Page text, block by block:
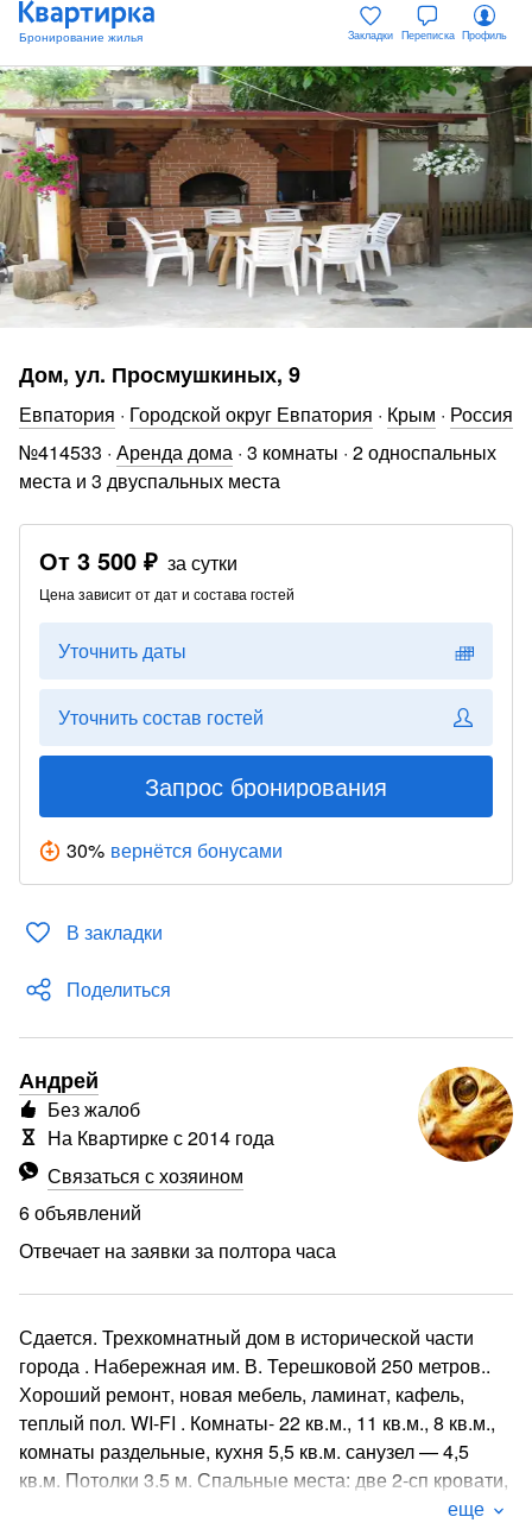
Закладки Переписка Профиль
Дом, ул. Просмушкиных, 9
Евпатория · Городской округ Евпатория · Крым · Россия
№414533 · Аренда дома · 3 комнаты · 2 односпальных
места и 3 двуспальных места
От 3 500 ₽ за сутки
Цена зависит от дат и состава гостей
Уточнить даты
Уточнить состав гостей
Запрос бронирования
30% вернётся бонусами
В закладки
Поделиться
Андрей
Связаться с хозяином
6 объявлений
Отвечает на заявки за полтора часа
Без жалоб
На Квартирке с 2014 года
Сдается. Трехкомнатный дом в исторической части
города . Набережная им. В. Терешковой 250 метров..
Хороший ремонт, новая мебель, ламинат, кафель,
теплый пол. WI-FI . Комнаты- 22 кв.м., 11 кв.м., 8 кв.м.,
комнаты раздельные, кухня 5,5 кв.м. санузел — 4,5
кв.м. Потолки 3.5 м. Спальные места: две 2-сп кровати,
диван, два кресла-кровати. Подача горячей и холодной
еще